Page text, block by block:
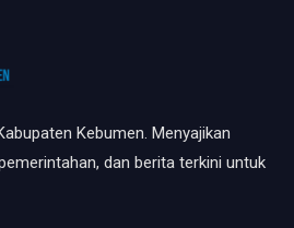
Kebumen. Menyajikan
dan berita terkini untuk